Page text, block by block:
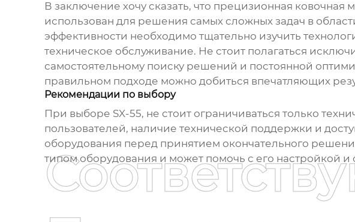
В заключение хочу сказать, что прецизионная ковочная
использован для решения самых сложных задач в
эффективности необходимо тщательно изучить
техническое обслуживание. Не стоит полагаться
самостоятельному поиску решений и постоянной
правильном подходе можно добиться впечатляющих
Рекомендации по выбору
При выборе SX-55, не стоит ограничиваться только
пользователей, наличие технической поддержки и
оборудования перед принятием окончательного
типом оборудования и может помочь с его настройкой